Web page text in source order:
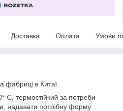
Доставка Оплата Умови
фабриці в Китаї.
С, термостійкий за потреби
надавати потрібну форму